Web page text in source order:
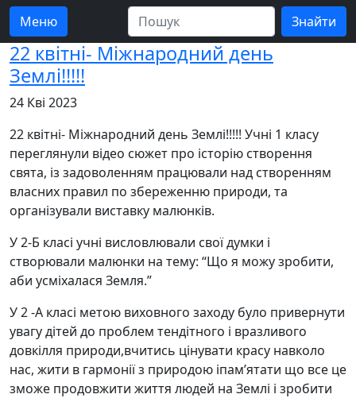
Меню
22 квітні- Міжнародний день
Землі!!!!!
24 Кві 2023
22 квітні- Міжнародний день Землі!!!!! Учні 1 класу
переглянули відео сюжет про історію створення
свята, із задоволенням працювали над створенням
власних правил по збереженню природи, та
організували виставку малюнків.
У 2-Б класі учні висловлювали свої думки і
створювали малюнки на тему: “Що я можу зробити,
аби усміхалася Земля.”
У 2 -А класі метою виховного заходу було привернути
увагу дітей до проблем тендітного і вразливого
довкілля природи,вчитись цінувати красу навколо
нас, жити в гармонії з природою іпам’ятати що все це
зможе продовжити життя людей на Землі і зробити